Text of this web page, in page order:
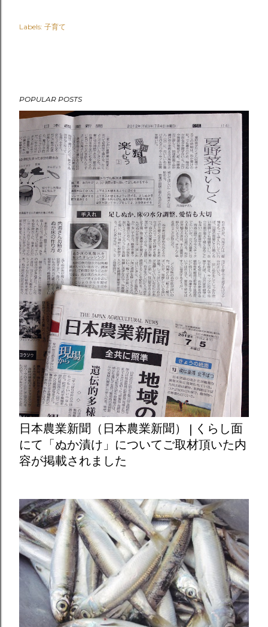
Labels: 子育て
POPULAR POSTS
日本農業新聞（日本農業新聞） | くらし面
にて「ぬか漬け」についてご取材頂いた内
容が掲載されました